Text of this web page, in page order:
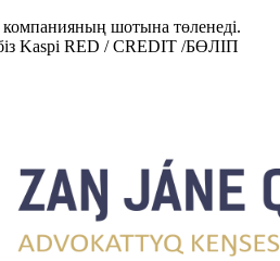
шотына төленеді.
Kaspi RED / CREDIT /БӨЛІП